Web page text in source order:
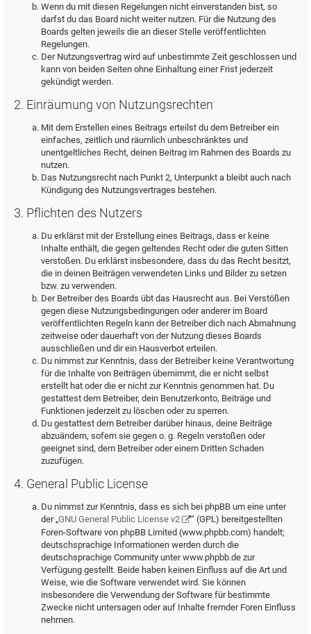
Wenn du mit diesen Regelungen nicht einverstanden bist, so
darfst du das Board nicht weiter nutzen. Für die Nutzung des
Boards gelten jeweils die an dieser Stelle veröffentlichten
Regelungen.
Der Nutzungsvertrag wird auf unbestimmte Zeit geschlossen und
kann von beiden Seiten ohne Einhaltung einer Frist jederzeit
gekündigt werden.
2. Einräumung von Nutzungsrechten
Mit dem Erstellen eines Beitrags erteilst du dem Betreiber ein
einfaches, zeitlich und räumlich unbeschränktes und
unentgeltliches Recht, deinen Beitrag im Rahmen des Boards zu
nutzen.
Das Nutzungsrecht nach Punkt 2, Unterpunkt a bleibt auch nach
Kündigung des Nutzungsvertrages bestehen.
3. Pflichten des Nutzers
Du erklärst mit der Erstellung eines Beitrags, dass er keine
Inhalte enthält, die gegen geltendes Recht oder die guten Sitten
verstoßen. Du erklärst insbesondere, dass du das Recht besitzt,
die in deinen Beiträgen verwendeten Links und Bilder zu setzen
bzw. zu verwenden.
Der Betreiber des Boards übt das Hausrecht aus. Bei Verstößen
gegen diese Nutzungsbedingungen oder anderer im Board
veröffentlichten Regeln kann der Betreiber dich nach Abmahnung
zeitweise oder dauerhaft von der Nutzung dieses Boards
ausschließen und dir ein Hausverbot erteilen.
Du nimmst zur Kenntnis, dass der Betreiber keine Verantwortung
für die Inhalte von Beiträgen übernimmt, die er nicht selbst
erstellt hat oder die er nicht zur Kenntnis genommen hat. Du
gestattest dem Betreiber, dein Benutzerkonto, Beiträge und
Funktionen jederzeit zu löschen oder zu sperren.
Du gestattest dem Betreiber darüber hinaus, deine Beiträge
abzuändern, sofern sie gegen o. g. Regeln verstoßen oder
geeignet sind, dem Betreiber oder einem Dritten Schaden
zuzufügen.
4. General Public License
Du nimmst zur Kenntnis, dass es sich bei phpBB um eine unter
der „GNU General Public License v2
“ (GPL) bereitgestellten
Foren-Software von phpBB Limited (www.phpbb.com) handelt;
deutschsprachige Informationen werden durch die
deutschsprachige Community unter www.phpbb.de zur
Verfügung gestellt. Beide haben keinen Einfluss auf die Art und
Weise, wie die Software verwendet wird. Sie können
insbesondere die Verwendung der Software für bestimmte
Zwecke nicht untersagen oder auf Inhalte fremder Foren Einfluss
nehmen.